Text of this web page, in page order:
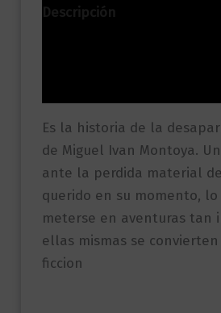
Descripción
Es la historia de la
de Miguel Ivan Montoya.
ante la perdida material
querido en su momento,
meterse en aventuras tan
ellas mismas se
ficcion